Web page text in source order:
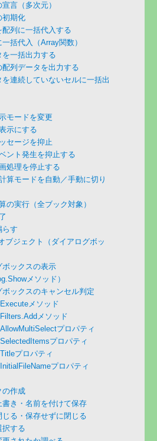
言（多次元）
初期化
配列に一括代入する
括代入（Array関数）
一括出力する
配列データを出力する
連続していないセルに一括出
モードを変更
示にする
セージを抑止
ント発生を抑止する
処理を停止する
算モードを自動／手動に切り
の実行（全ブック対象）
らす
ブジェクト（ダイアログボッ
ボックスの表示
メソッド）
ボックスのキャンセル判定
メソッド
メソッド
プロパティ
プロパティ
プロパティ
プロパティ
の作成
書き・名前を付けて保存
じる・保存せずに閉じる
択する